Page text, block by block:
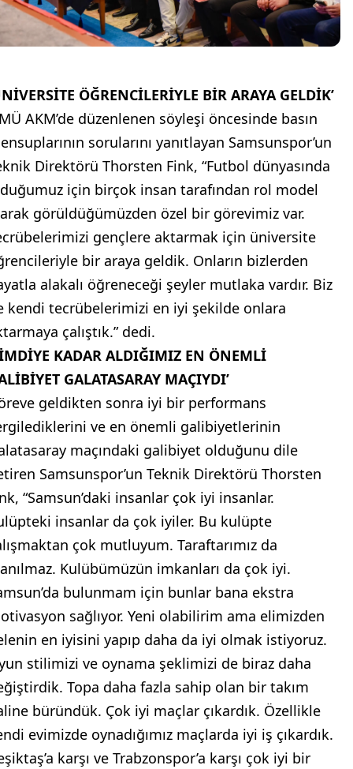
ÖĞRENCİLERİYLE BİR ARAYA GELDİK’
AKM’de düzenlenen söyleşi öncesinde basın
sorularını yanıtlayan Samsunspor’un
Direktörü Thorsten Fink, “Futbol dünyasında
için birçok insan tarafından rol model
görüldüğümüzden özel bir görevimiz var.
gençlere aktarmak için üniversite
bir araya geldik. Onların bizlerden
alakalı öğreneceği şeyler mutlaka vardır. Biz
kendi tecrübelerimizi en iyi şekilde onlara
çalıştık.” dedi.
KADAR ALDIĞIMIZ EN ÖNEMLİ
GALATASARAY MAÇIYDI’
geldikten sonra iyi bir performans
ve en önemli galibiyetlerinin
maçındaki galibiyet olduğunu dile
Samsunspor’un Teknik Direktörü Thorsten
“Samsun’daki insanlar çok iyi insanlar.
insanlar da çok iyiler. Bu kulüpte
çok mutluyum. Taraftarımız da
Kulübümüzün imkanları da çok iyi.
bulunmam için bunlar bana ekstra
sağlıyor. Yeni olabilirim ama elimizden
en iyisini yapıp daha da iyi olmak istiyoruz.
stilimizi ve oynama şeklimizi de biraz daha
Topa daha fazla sahip olan bir takım
büründük. Çok iyi maçlar çıkardık. Özellikle
evimizde oynadığımız maçlarda iyi iş çıkardık.
karşı ve Trabzonspor’a karşı çok iyi bir